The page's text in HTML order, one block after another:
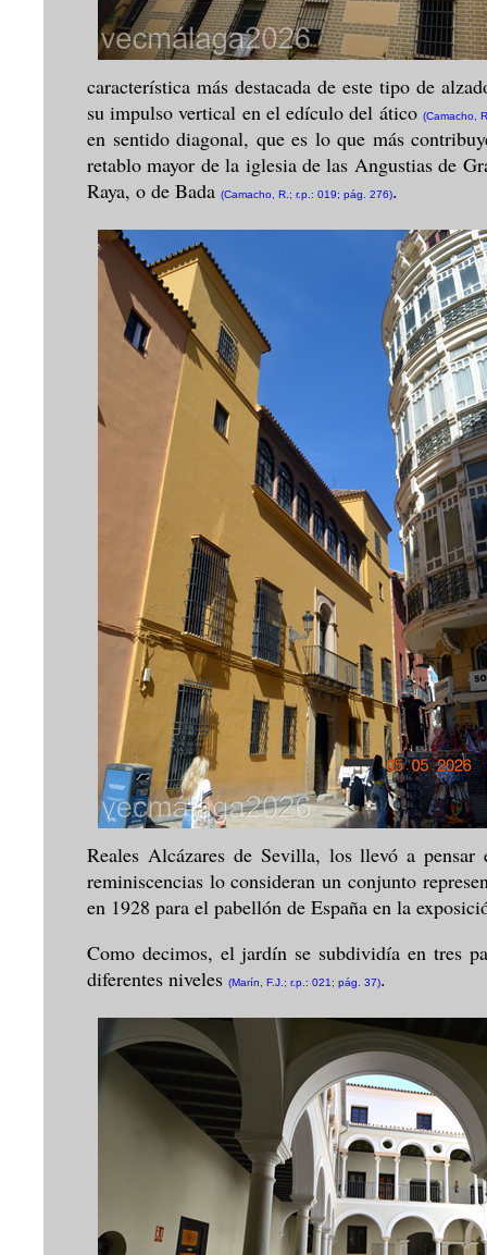
característica más destacada de este tipo de
su impulso vertical en el edículo del ático (Camacho,
en sentido diagonal, que es lo que más
retablo mayor de la iglesia de las Angustias de
Raya, o de Bada (Camacho, R.; r.p.: 019; pág. 276).
Reales Alcázares de Sevilla, los llevó a pensar
reminiscencias lo consideran un conjunto
en 1928 para el pabellón de España en la
Como decimos, el jardín se subdividía en tres
diferentes niveles (Marín, F.J.; r.p.: 021; pág. 37).